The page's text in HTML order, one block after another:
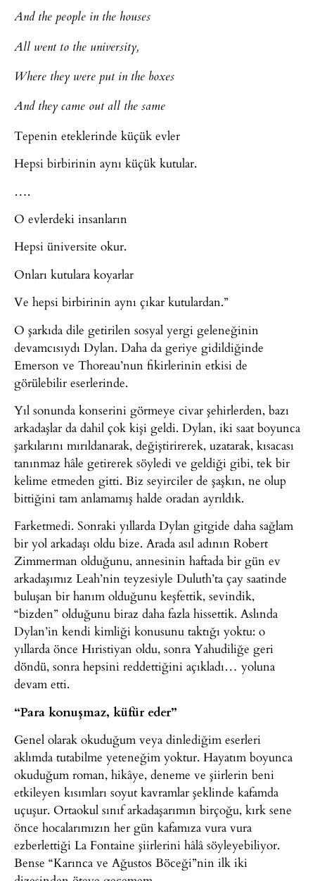
And the people in the houses
All went to the university,
Where they were put in the boxes
And they came out all the same
Tepenin eteklerinde küçük evler
Hepsi birbirinin aynı küçük kutular.
….
O evlerdeki insanların
Hepsi üniversite okur.
Onları kutulara koyarlar
Ve hepsi birbirinin aynı çıkar kutulardan.”
O şarkıda dile getirilen sosyal yergi geleneğinin
devamcısıydı Dylan. Daha da geriye gidildiğinde
Emerson ve Thoreau’nun fikirlerinin etkisi de
görülebilir eserlerinde.
Yıl sonunda konserini görmeye civar şehirlerden, bazı
arkadaşlar da dahil çok kişi geldi. Dylan, iki saat boyunca
şarkılarını mırıldanarak, değiştirirerek, uzatarak, kısacası
tanınmaz hâle getirerek söyledi ve geldiği gibi, tek bir
kelime etmeden gitti. Biz seyirciler de şaşkın, ne olup
bittiğini tam anlamamış halde oradan ayrıldık.
Farketmedi. Sonraki yıllarda Dylan gitgide daha sağlam
bir yol arkadaşı oldu bize. Arada asıl adının Robert
Zimmerman olduğunu, annesinin haftada bir gün ev
arkadaşımız Leah’nin teyzesiyle Duluth’ta çay saatinde
buluşan bir hanım olduğunu keşfettik, sevindik,
“bizden” olduğunu biraz daha fazla hissettik. Aslında
Dylan’in kendi kimliği konusunu taktığı yoktu: o
yıllarda önce Hıristiyan oldu, sonra Yahudiliğe geri
döndü, sonra hepsini reddettiğini açıkladı… yoluna
devam etti.
“Para konuşmaz, küfür eder”
Genel olarak okuduğum veya dinlediğim eserleri
aklımda tutabilme yeteneğim yoktur. Hayatım boyunca
okuduğum roman, hikâye, deneme ve şiirlerin beni
etkileyen kısımları soyut kavramlar şeklinde kafamda
uçuşur. Ortaokul sınıf arkadaşarımın birçoğu, kırk sene
önce hocalarımızın her gün kafamıza vura vura
ezberlettiği La Fontaine şiirlerini hâlâ söyleyebiliyor.
Bense “Karınca ve Ağustos Böceği”nin ilk iki